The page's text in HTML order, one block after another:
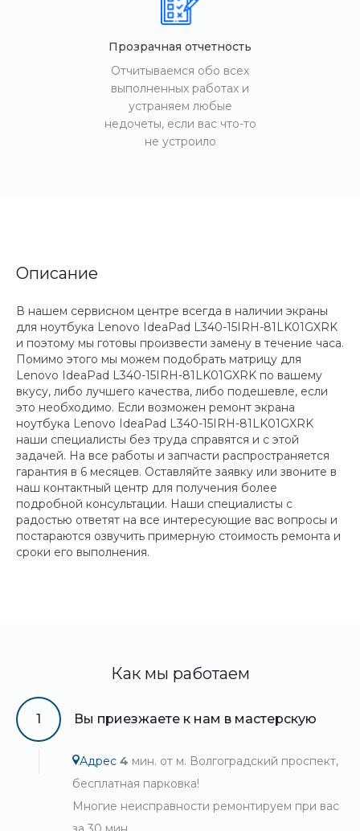
Прозрачная отчетность
Отчитываемся обо всех
выполненных работах и
устраняем любые
недочеты, если вас что-то
не устроило
Описание
В нашем сервисном центре всегда в наличии экраны
для ноутбука Lenovo IdeaPad L340-15IRH-81LK01GXRK
и поэтому мы готовы произвести замену в течение часа.
Помимо этого мы можем подобрать матрицу для
Lenovo IdeaPad L340-15IRH-81LK01GXRK по вашему
вкусу, либо лучшего качества, либо подешевле, если
это необходимо. Если возможен ремонт экрана
ноутбука Lenovo IdeaPad L340-15IRH-81LK01GXRK
наши специалисты без труда справятся и с этой
задачей. На все работы и запчасти распространяется
гарантия в 6 месяцев. Оставляйте заявку или звоните в
наш контактный центр для получения более
подробной консультации. Наши специалисты с
радостью ответят на все интересующие вас вопросы и
постараются озвучить примерную стоимость ремонта и
сроки его выполнения.
Как мы работаем
1 Вы приезжаете к нам в мастерскую
Адрес 4 мин. от м. Волгоградский проспект,
бесплатная парковка!
Многие неисправности ремонтируем при вас